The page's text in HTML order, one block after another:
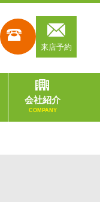
来店予約
会社紹介
COMPANY